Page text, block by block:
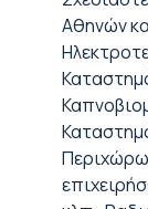
Αθηνών